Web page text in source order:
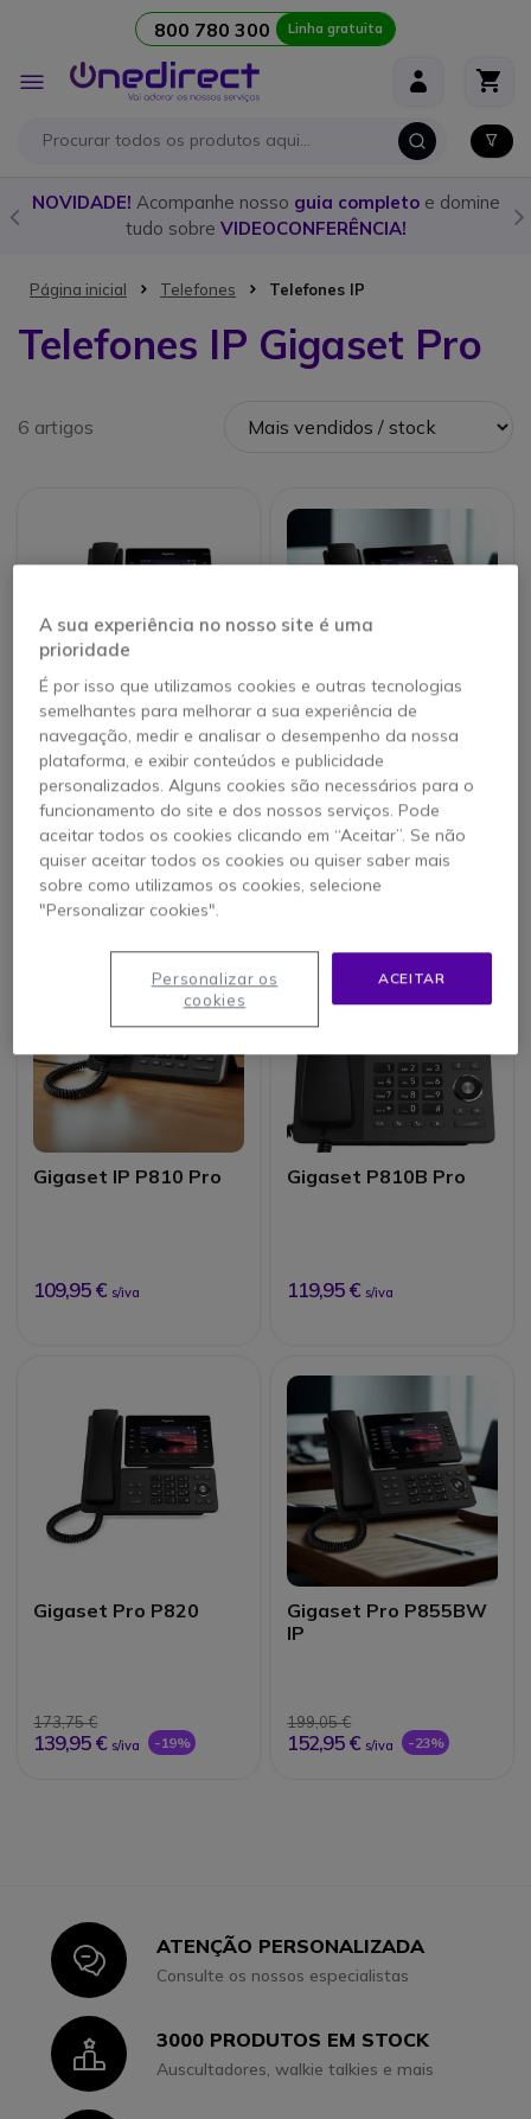
800 780 300 Linha gratuita
Alternar
Nav
NOVIDADE! Acompanhe nosso guia completoe domine
tudo sobre VIDEOCONFERÊNCIA!
Página inicial Telefones Telefones IP
Telefones IP Gigaset Pro
6 artigos
Gigaset Pro P825 IP
139,95 € s/iva
Gigaset Pro P850W IP
169,35 €
139,95 €
Gigaset IP P810 Pro
109,95 € s/iva
Gigaset P810B Pro
119,95 € s/iva
Gigaset Pro P820
173,75 €
139,95 € s/iva -19%
Gigaset Pro P855BW
IP
199,05 €
152,95 € s/iva -23%
IconATENÇÃO PERSONALIZADA
Consulte os nossos especialistas
Icon3000 PRODUTOS EM STOCK
Auscultadores, walkie talkies e mais
A sua experiência no nosso site é uma
prioridade
É por isso que utilizamos cookies e outras tecnologias
semelhantes para melhorar a sua experiência de
navegação, medir e analisar o desempenho da nossa
plataforma, e exibir conteúdos e publicidade
personalizados. Alguns cookies são necessários para o
funcionamento do site e dos nossos serviços. Pode
aceitar todos os cookies clicando em “Aceitar”. Se não
quiser aceitar todos os cookies ou quiser saber mais
sobre como utilizamos os cookies, selecione
"Personalizar cookies".
ACEITAR
Personalizar os
cookies